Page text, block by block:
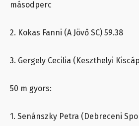
másodperc
2. Kokas Fanni (A Jövő SC) 59.38
3. Gergely Cecilia (Keszthelyi
50 m gyors:
1. Senánszky Petra (Debreceni